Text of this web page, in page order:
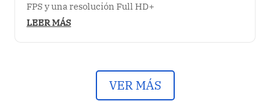
FPS y una resolución Full HD+
LEER MÁS
VER MÁS